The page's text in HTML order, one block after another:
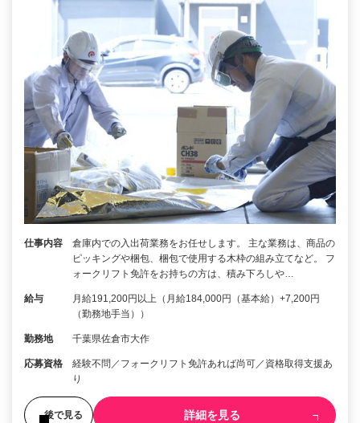
仕事内容
倉庫内での入出荷業務をお任せします。 主な業務は、商品の
ピッキングや梱包、梱包で使用する木枠の組み立てなど。 フ
ォークリフト免許をお持ちの方は、積み下ろしや…
給与
月給191,200円以上（月給184,000円（基本給）+7,200円
（勤務地手当））
勤務地 千葉県佐倉市大作
応募資格
経験不問／フォークリフト免許あれば尚可／資格取得支援あ
り
後で見る 詳細を見る